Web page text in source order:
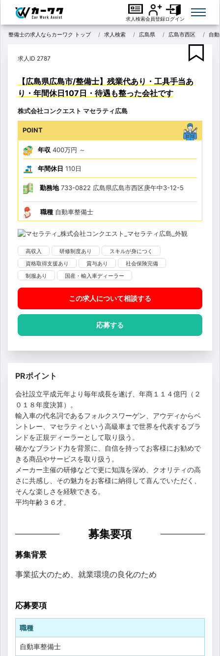
求人検索会員登録ログイン
整備士の求人ならカーワク トップ 求人検索 広島県 広島市西区 自
求人ID 2787
【広島県広島市/整備士】残業代あり・工具手当あ
り・年間休日107日・待遇も整った会社です
株式会社コンクエスト マセラティ広島
POINT
年収 400万円 ～
年間休日 110日
勤務地733-0822 広島県広島市西区庚午中3-12-5
職種 自動車整備士
高収入 研修制度あり
スキルが身につく
資格取得支援あり
賞与あり
社会保険完備
制服あり
国産・輸入車ディーラー
この求人について相談する
応募する
PRポイント
会社設立平成元年より毎年成長を遂げ、年商１１４億円（２
０１８年度決算）。
輸入車の代名詞であるフォルクスワーゲン、アウディからベ
ントレー、マセラティという高級車まで世界を代表するブラ
ンドを正規ディーラーとして取り扱う。
確かなブランド力を背景に、自信を持ってお客様にお勧めで
きる商品やサービスを取り扱う。
メーカー主催の研修などで更に知識を深め、クオリティの高
さに共感し、その魅力をお客様に納得して喜んでいただく、
そんな楽しさを経験できる。
平均年齢３６才。
募集要項
募集背景
事業拡大のため、就業環境の良化のため
応募要項
職種
自動車整備士